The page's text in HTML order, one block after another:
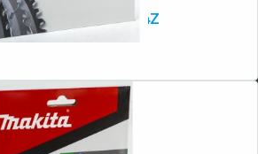
Makita MAKFORCE Sägeblatt 355x30x24Z
2026 dexxIT. Alle Rechte vorbehalten.